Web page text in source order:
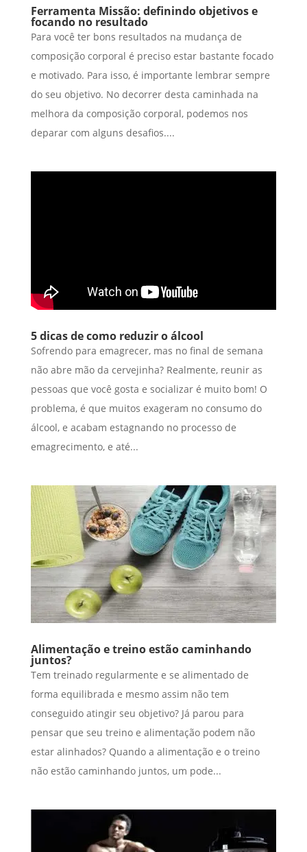
Ferramenta Missão: definindo objetivos e
focando no resultado
Para você ter bons resultados na mudança de
composição corporal é preciso estar bastante focado
e motivado. Para isso, é importante lembrar sempre
do seu objetivo. No decorrer desta caminhada na
melhora da composição corporal, podemos nos
deparar com alguns desafios....
5 dicas de como reduzir o álcool
Sofrendo para emagrecer, mas no final de semana
não abre mão da cervejinha? Realmente, reunir as
pessoas que você gosta e socializar é muito bom! O
problema, é que muitos exageram no consumo do
álcool, e acabam estagnando no processo de
emagrecimento, e até...
Alimentação e treino estão caminhando
juntos?
Tem treinado regularmente e se alimentado de
forma equilibrada e mesmo assim não tem
conseguido atingir seu objetivo? Já parou para
pensar que seu treino e alimentação podem não
estar alinhados? Quando a alimentação e o treino
não estão caminhando juntos, um pode...